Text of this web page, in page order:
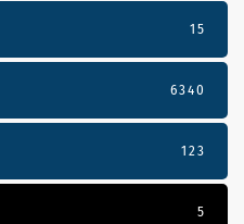
15
6340
123
5